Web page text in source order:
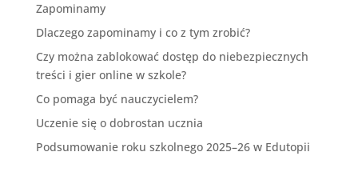
Zapominamy
Dlaczego zapominamy i co z tym zrobić?
Czy można zablokować dostęp do niebezpiecznych
treści i gier online w szkole?
Co pomaga być nauczycielem?
Uczenie się o dobrostan ucznia
Podsumowanie roku szkolnego 2025–26 w Edutopii